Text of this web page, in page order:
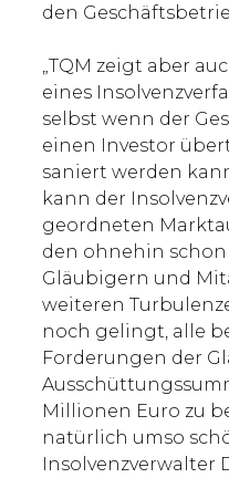
den
„TQM zeigt aber
eines
selbst wenn der
einen Investor
saniert werden
kann der
geordneten
den ohnehin
Gläubigern und
weiteren
noch gelingt, alle
Forderungen der
Millionen Euro zu
natürlich umso
Insolvenzverwalter